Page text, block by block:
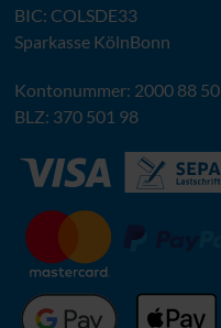
BIC: COLSDE33
Sparkasse KölnBonn
Kontonummer: 2000 88 50
BLZ: 370 501 98